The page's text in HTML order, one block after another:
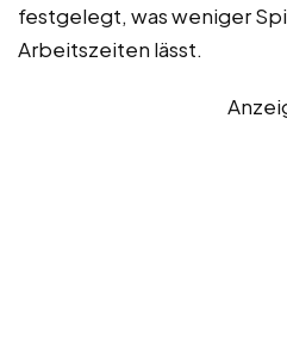
festgelegt, was weniger
Arbeitszeiten lässt.